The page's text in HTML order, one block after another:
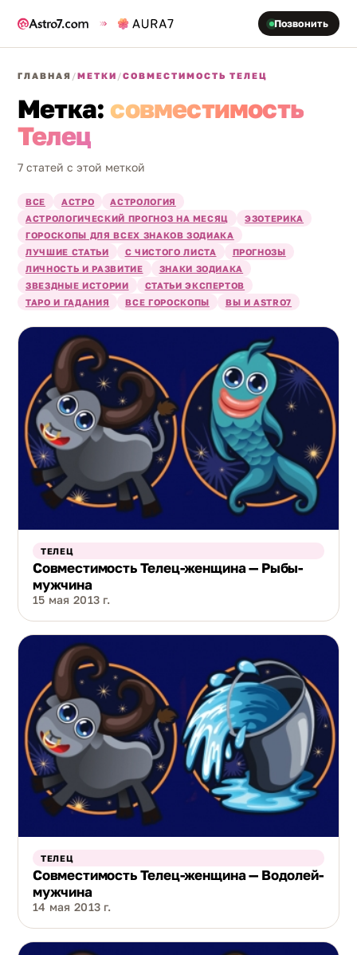
Позвонить
ГЛАВНАЯ /МЕТКИ /СОВМЕСТИМОСТЬ ТЕЛЕЦ
Метка:совместимость
Телец
7 статей с этой меткой
ВСЕ АСТРО
АСТРОЛОГИЯ
АСТРОЛОГИЧЕСКИЙ ПРОГНОЗ НА МЕСЯЦ
ЭЗОТЕРИКА
ГОРОСКОПЫ ДЛЯ ВСЕХ ЗНАКОВ ЗОДИАКА
ЛУЧШИЕ СТАТЬИ
С ЧИСТОГО ЛИСТА
ПРОГНОЗЫ
ЛИЧНОСТЬ И РАЗВИТИЕ
ЗНАКИ ЗОДИАКА
ЗВЕЗДНЫЕ ИСТОРИИ
СТАТЬИ ЭКСПЕРТОВ
ТАРО И ГАДАНИЯ
ВСЕ ГОРОСКОПЫ ВЫ И ASTRO7
ТЕЛЕЦ
Совместимость Телец-женщина — Рыбы-
мужчина
15 мая 2013 г.
ТЕЛЕЦ
Совместимость Телец-женщина — Водолей-
мужчина
14 мая 2013 г.